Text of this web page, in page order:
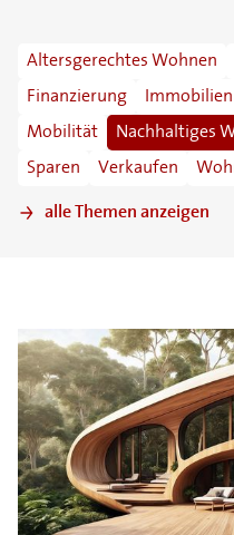
Altersgerechtes Wohnen
Finanzierung
Mobilität
Nachhaltiges
Sparen
Verkaufen
alle Themen anzeigen